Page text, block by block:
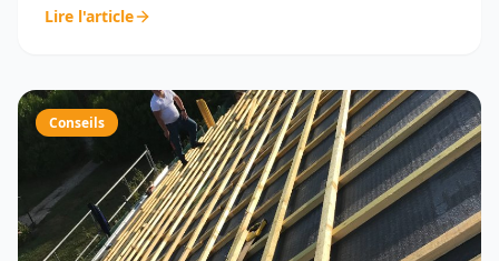
Lire l'article
Conseils